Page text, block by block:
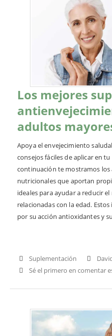
Los mejores
adultos
Apoya el envejecimiento
consejos fáciles de aplicar en
continuación te mostramos
nutricionales que aportan
ideales para ayudar a reducir
relacionadas con la edad.
por su acción antioxidantes y
Suplementación
Sé el primero en comentar